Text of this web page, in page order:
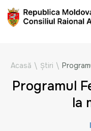
Acasă \ Știri \
Programul
la